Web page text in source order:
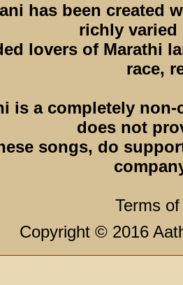
has been created
richly varied
lovers of Marathi
race,
is a completely
does not
songs, do
Terms
Copyright © 2016